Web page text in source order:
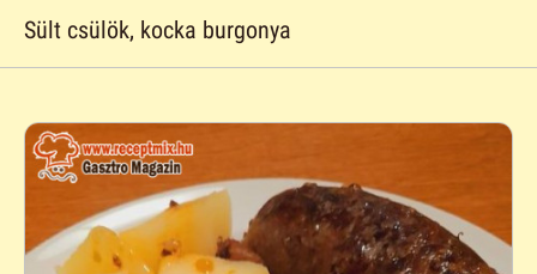
Sült csülök, kocka burgonya